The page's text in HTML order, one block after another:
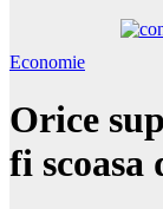
Economie
Orice
fi